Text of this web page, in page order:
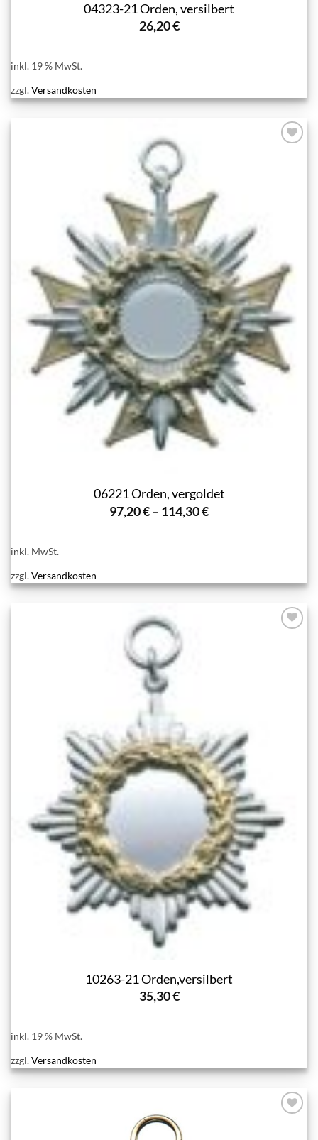
04323-21 Orden, versilbert
26,20€
inkl. 19 % MwSt.
zzgl.Versandkosten
06221 Orden, vergoldet
97,20€– 114,30€
inkl. MwSt.
zzgl.Versandkosten
10263-21 Orden,versilbert
35,30€
inkl. 19 % MwSt.
zzgl.Versandkosten